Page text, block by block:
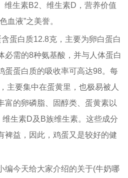
维生素B2、维生素D，营养价值
血液”之美誉。
蛋白质12.8克，主要为卵白蛋白
必需的8种氨基酸，并与人体蛋白
蛋蛋白质的吸收率可高达98。每
主要集中在蛋黄里，也极易被人
富的卵磷脂、固醇类、蛋黄素以
生素D及B族维生素。这些成分
裨益，因此，鸡蛋又是较好的健
编今天给大家介绍的关于(牛奶哪